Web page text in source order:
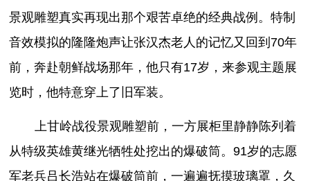
景观雕塑真实再现出那个艰苦卓绝的经典战例。特制
音效模拟的隆隆炮声让张汉杰老人的记忆又回到70年
前，奔赴朝鲜战场那年，他只有17岁，来参观主题展
览时，他特意穿上了旧军装。
上甘岭战役景观雕塑前，一方展柜里静静陈列着
从特级英雄黄继光牺牲处挖出的爆破筒。91岁的志愿
军老兵吕长浩站在爆破筒前，一遍遍抚摸玻璃罩，久